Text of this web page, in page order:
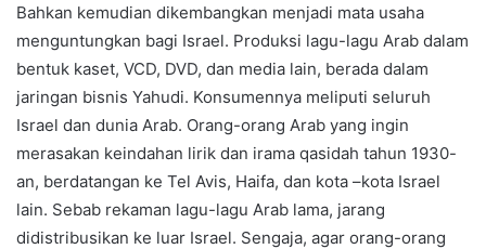
Bahkan kemudian dikembangkan menjadi mata usaha
menguntungkan bagi Israel. Produksi lagu-lagu Arab dalam
bentuk kaset, VCD, DVD, dan media lain, berada dalam
jaringan bisnis Yahudi. Konsumennya meliputi seluruh
Israel dan dunia Arab. Orang-orang Arab yang ingin
merasakan keindahan lirik dan irama qasidah tahun 1930-
an, berdatangan ke Tel Avis, Haifa, dan kota –kota Israel
lain. Sebab rekaman lagu-lagu Arab lama, jarang
didistribusikan ke luar Israel. Sengaja, agar orang-orang